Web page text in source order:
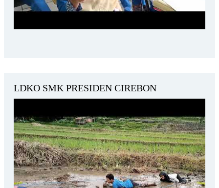
LDKO SMK PRESIDEN CIREBON